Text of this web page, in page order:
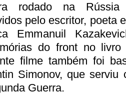
rodado na
pelo escritor, poeta
Emmanuil
do front no livro
filme também foi
Simonov, que serviu
Guerra.